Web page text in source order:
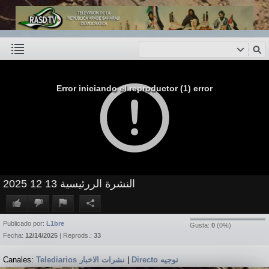
Error iniciando el reproductor (1) error
النشرة الررئيسية 13 12 2025
Gusta: 0 (0%)
Publicado por: L1bre
Fecha: 12/14/2025 | Reprods.: 33
Canales: Telediarios نشرات الاخبار Directo توجيه